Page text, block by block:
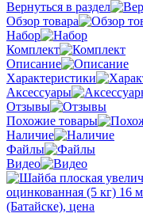
Вернуться в раздел
Обзор товара
Набор
Комплект
Описание
Характеристики
Аксессуары
Отзывы
Похожие товары
Наличие
Файлы
Видео